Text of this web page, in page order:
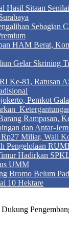
Hasil Sitaan
Sebagian
HAM Berat,
Gelar Skrining
Ke-81, Ratusan
Pemkot
Rampasan,
dan Antar-
Rp27 Miliar, Wali
Pengelolaan
Hadirkan
UMM
Bromo Belum
10 Hektare
Dukung